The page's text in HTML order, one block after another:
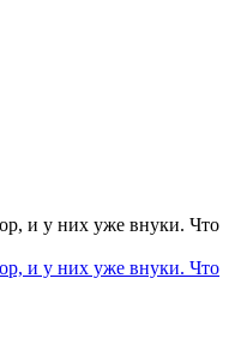
и у них уже внуки. Что
и у них уже внуки. Что